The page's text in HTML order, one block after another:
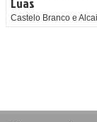
Castelo Branco e